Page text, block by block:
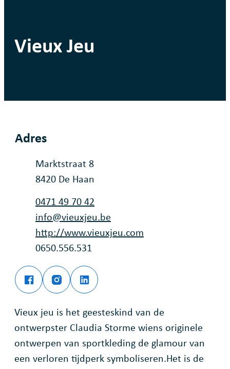
Vieux Jeu
Adres
AdresMarktstraat 8
,8420 De Haan
0471 49 70 42
E-mailinfo@vieuxjeu.be
Websitehttp://www.vieuxjeu.com
Ondernemingsnummer
0650.556.531
FacebookVieux Jeu
InstagramLinkedIn
Vieux jeu is het geesteskind van de
ontwerpster Claudia Storme wiens originele
ontwerpen van sportkleding de glamour van
een verloren tijdperk symboliseren.Het is de